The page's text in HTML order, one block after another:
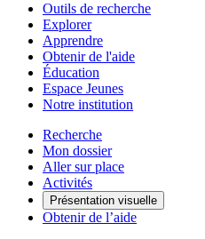
Outils de recherche
Explorer
Apprendre
Obtenir de l'aide
Éducation
Espace Jeunes
Notre institution
Recherche
Mon dossier
Aller sur place
Activités
Présentation visuelle
Obtenir de l’aide